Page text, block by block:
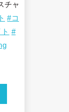
チャ
#コ
#